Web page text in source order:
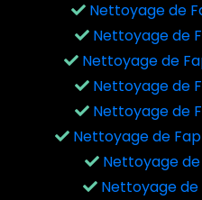
Nettoyage de
Nettoyage de
Nettoyage de
Nettoyage de
Nettoyage de
Nettoyage de
Nettoyage
Nettoyage de